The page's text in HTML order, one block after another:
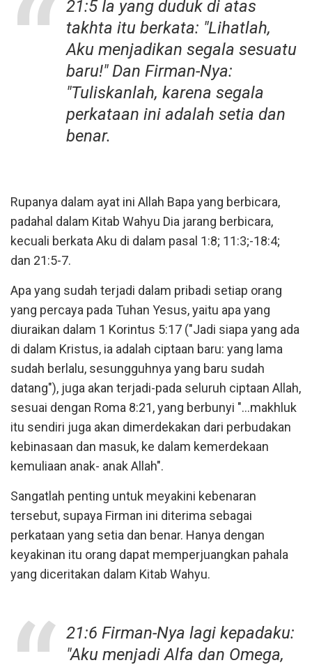
21:5 Ia yang duduk di atas
takhta itu berkata: "Lihatlah,
Aku menjadikan segala sesuatu
baru!" Dan Firman-Nya:
"Tuliskanlah, karena segala
perkataan ini adalah setia dan
benar.
Rupanya dalam ayat ini Allah Bapa yang berbicara,
padahal dalam Kitab Wahyu Dia jarang berbicara,
kecuali berkata Aku di dalam pasal 1:8; 11:3;-18:4;
dan 21:5-7.
Apa yang sudah terjadi dalam pribadi setiap orang
yang percaya pada Tuhan Yesus, yaitu apa yang
diuraikan dalam 1 Korintus 5:17 ("Jadi siapa yang ada
di dalam Kristus, ia adalah ciptaan baru: yang lama
sudah berlalu, sesungguhnya yang baru sudah
datang"), juga akan terjadi-pada seluruh ciptaan Allah,
sesuai dengan Roma 8:21, yang berbunyi "...makhluk
itu sendiri juga akan dimerdekakan dari perbudakan
kebinasaan dan masuk, ke dalam kemerdekaan
kemuliaan anak- anak Allah".
Sangatlah penting untuk meyakini kebenaran
tersebut, supaya Firman ini diterima sebagai
perkataan yang setia dan benar. Hanya dengan
keyakinan itu orang dapat memperjuangkan pahala
yang diceritakan dalam Kitab Wahyu.
21:6 Firman-Nya lagi kepadaku:
"Aku menjadi Alfa dan Omega,